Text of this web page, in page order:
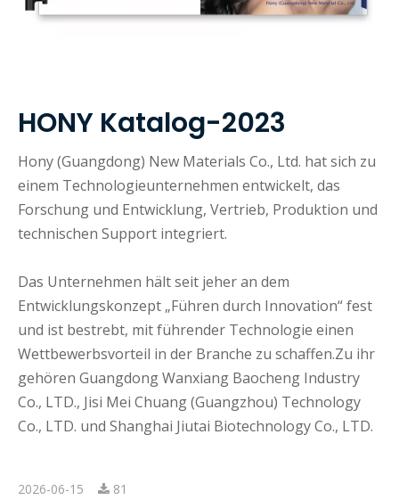
HONY Katalog-2023
Hony (Guangdong) New Materials Co., Ltd. hat sich zu
einem Technologieunternehmen entwickelt, das
Forschung und Entwicklung, Vertrieb, Produktion und
technischen Support integriert.
Das Unternehmen hält seit jeher an dem
Entwicklungskonzept „Führen durch Innovation“ fest
und ist bestrebt, mit führender Technologie einen
Wettbewerbsvorteil in der Branche zu schaffen.Zu ihr
gehören Guangdong Wanxiang Baocheng Industry
Co., LTD., Jisi Mei Chuang (Guangzhou) Technology
Co., LTD. und Shanghai Jiutai Biotechnology Co., LTD.
2026-06-15
81